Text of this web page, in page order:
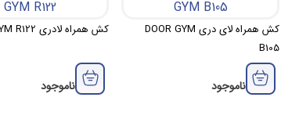
کش همراه لای دری DOOR GYM
B105
ناموجود
کش همراه لادری DOOR GYM R122
ناموجود